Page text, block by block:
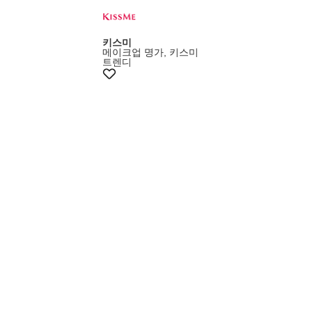
키스미
메이크업 명가, 키스미
트렌디